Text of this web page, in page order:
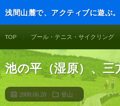
浅間山麓で、アクティブに遊ぶ。
TOP プール・テニス・サイクリング
池の平（湿原）、三
2000.06.20 登山